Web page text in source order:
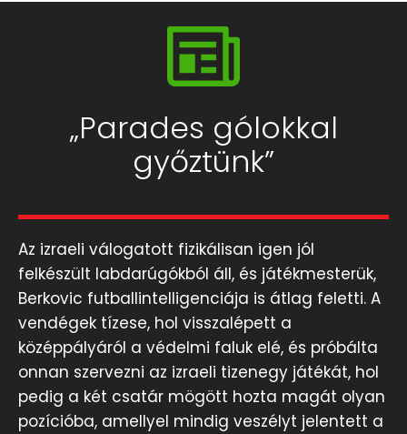
„Parades gólokkal
győztünk”
Az izraeli válogatott fizikálisan igen jól
felkészült labdarúgókból áll, és játékmesterük,
Berkovic futballintelligenciája is átlag feletti. A
vendégek tízese, hol visszalépett a
középpályáról a védelmi faluk elé, és próbálta
onnan szervezni az izraeli tizenegy játékát, hol
pedig a két csatár mögött hozta magát olyan
pozícióba, amellyel mindig veszélyt jelentett a